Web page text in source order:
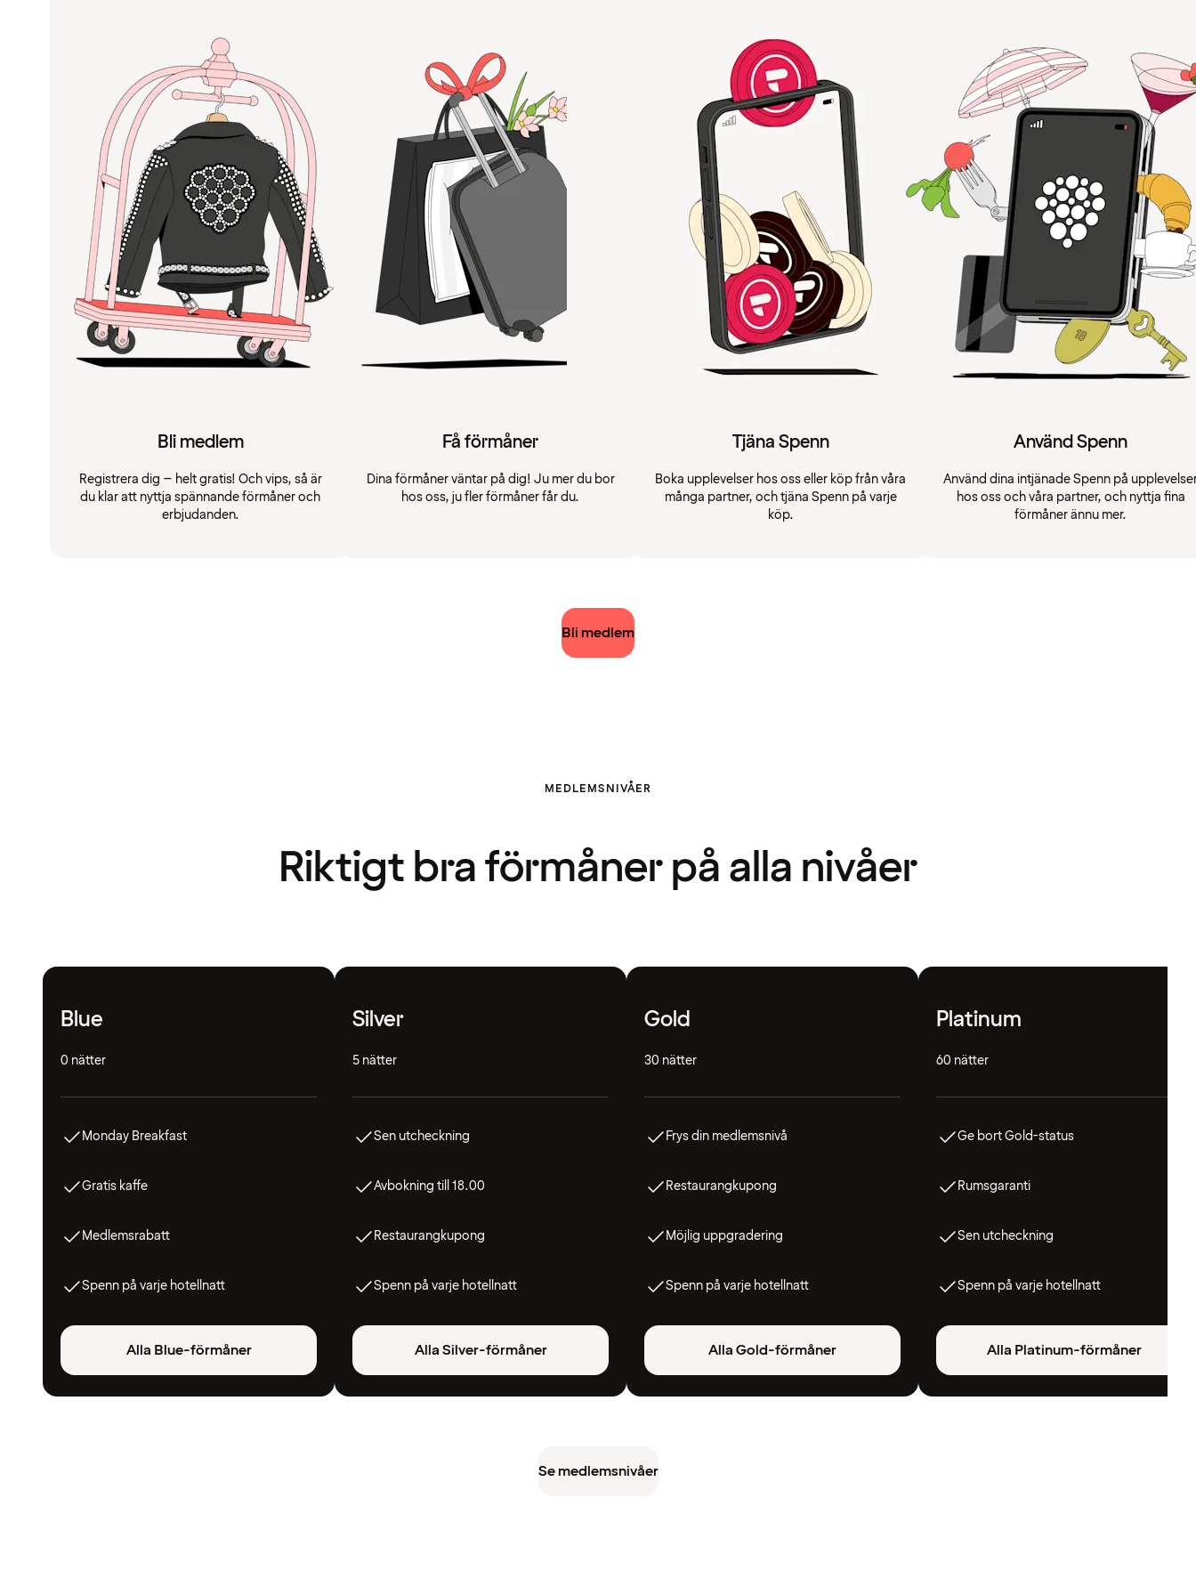
Bli medlem
Registrera dig – helt gratis! Och vips, så är
du klar att nyttja spännande förmåner och
erbjudanden.
Få förmåner
Dina förmåner väntar på dig! Ju mer du bor
hos oss, ju fler förmåner får du.
Tjäna Spenn
Boka upplevelser hos oss eller köp från våra
många partner, och tjäna Spenn på varje
köp.
Använd Spenn
Använd dina intjänade Spenn på
hos oss och våra partner, och nyttja fina
förmåner ännu mer.
Bli medlem
MEDLEMSNIVÅER
Riktigt bra förmåner på alla nivåer
Blue
0 nätter
Monday Breakfast
Gratis kaffe
Medlemsrabatt
Spenn på varje hotellnatt
Alla Blue-förmåner
Silver
5 nätter
Sen utcheckning
Avbokning till 18.00
Restaurangkupong
Spenn på varje hotellnatt
Alla Silver-förmåner
Gold
30 nätter
Frys din medlemsnivå
Restaurangkupong
Möjlig uppgradering
Spenn på varje hotellnatt
Alla Gold-förmåner
Platinum
60 nätter
Ge bort Gold-status
Rumsgaranti
Sen utcheckning
Spenn på varje hotellnatt
Alla Platinum-förmåner
Se medlemsnivåer